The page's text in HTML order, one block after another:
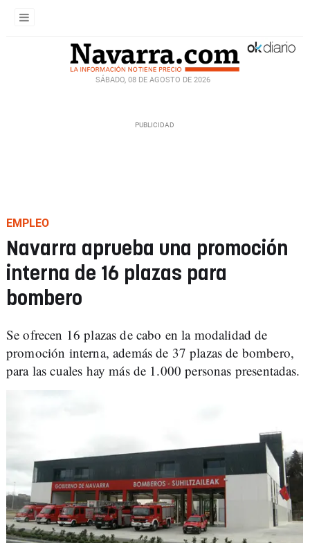
SÁBADO, 08 DE AGOSTO DE 2026
EMPLEO
Navarra aprueba una promoción
interna de 16 plazas para
bombero
Se ofrecen 16 plazas de cabo en la modalidad de
promoción interna, además de 37 plazas de bombero,
para las cuales hay más de 1.000 personas presentadas.